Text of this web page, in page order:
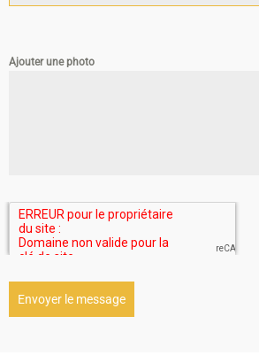
Ajouter une photo
Envoyer le message